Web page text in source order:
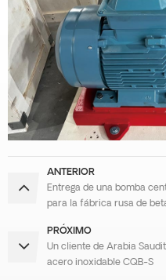
ANTERIOR
Entrega de una bomba
para la fábrica rusa de
PRÓXIMO
Un cliente de Arabia
acero inoxidable CQB-S